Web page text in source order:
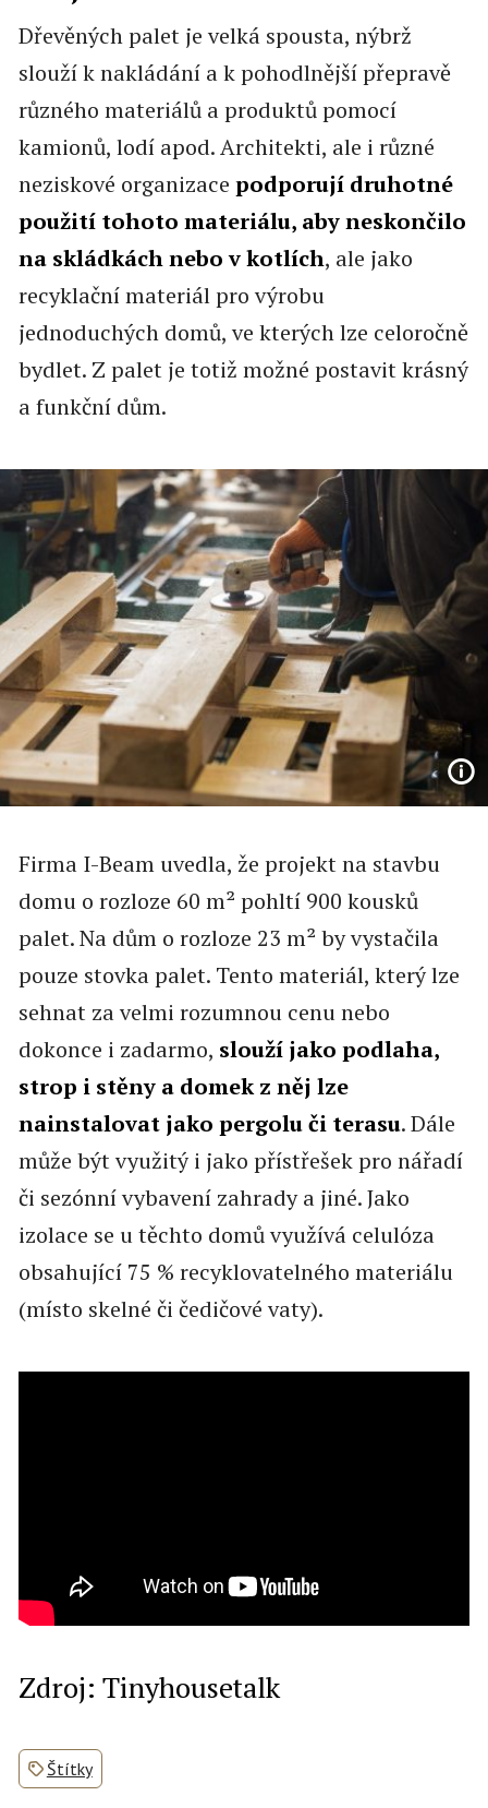
Dřevěných palet je velká spousta, nýbrž
slouží k nakládání a k pohodlnější přepravě
různého materiálů a produktů pomocí
kamionů, lodí apod. Architekti, ale i různé
neziskové organizace podporují druhotné
použití tohoto materiálu, aby neskončilo
na skládkách nebo v kotlích, ale jako
recyklační materiál pro výrobu
jednoduchých domů, ve kterých lze celoročně
bydlet. Z palet je totiž možné postavit krásný
a funkční dům.
Firma I-Beam uvedla, že projekt na stavbu
domu o rozloze 60 m² pohltí 900 kousků
palet. Na dům o rozloze 23 m² by vystačila
pouze stovka palet. Tento materiál, který lze
sehnat za velmi rozumnou cenu nebo
dokonce i zadarmo, slouží jako podlaha,
strop i stěny a domek z něj lze
nainstalovat jako pergolu či terasu. Dále
může být využitý i jako přístřešek pro nářadí
či sezónní vybavení zahrady a jiné. Jako
izolace se u těchto domů využívá celulóza
obsahující 75 % recyklovatelného materiálu
(místo skelné či čedičové vaty).
Zdroj: Tinyhousetalk
Štítky